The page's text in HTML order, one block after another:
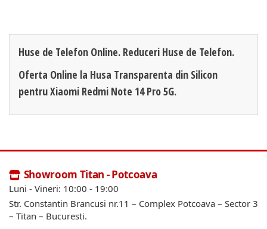
Huse de Telefon Online. Reduceri Huse de Telefon.
Oferta Online la Husa Transparenta din Silicon
pentru Xiaomi Redmi Note 14 Pro 5G.
Showroom Titan - Potcoava
Luni - Vineri: 10:00 - 19:00
Str. Constantin Brancusi nr.11 – Complex Potcoava – Sector 3
– Titan – Bucuresti.